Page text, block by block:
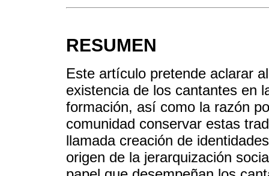
RESUMEN
Este artículo pretende aclarar
existencia de los cantantes en
formación, así como la razón
comunidad conservar estas
llamada creación de
origen de la jerarquización